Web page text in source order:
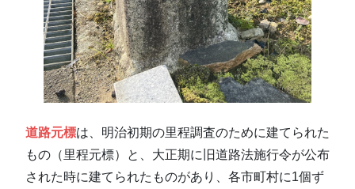
道路元標は、明治初期の里程調査のために建てられた
もの（里程元標）と、大正期に旧道路法施行令が公布
された時に建てられたものがあり、各市町村に1個ず